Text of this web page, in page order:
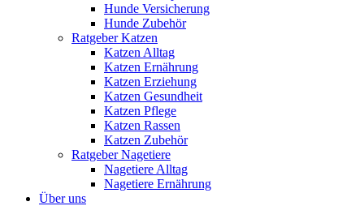
Hunde Versicherung
Hunde Zubehör
Ratgeber Katzen
Katzen Alltag
Katzen Ernährung
Katzen Erziehung
Katzen Gesundheit
Katzen Pflege
Katzen Rassen
Katzen Zubehör
Ratgeber Nagetiere
Nagetiere Alltag
Nagetiere Ernährung
Über uns